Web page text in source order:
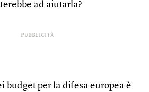
ad aiutarla?
PUBBLICITÀ
budget per la difesa europea è